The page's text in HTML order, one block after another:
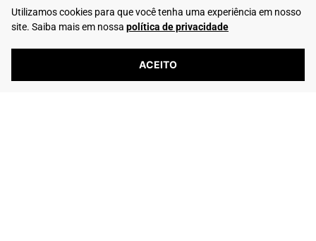
Utilizamos cookies para que você tenha uma experiência em nosso
site. Saiba mais em nossa política de privacidade
ACEITO
Trocas e Devoluções
Club Rafarillo
Entre em Contato
Whatsapp: (16) 99195-5292